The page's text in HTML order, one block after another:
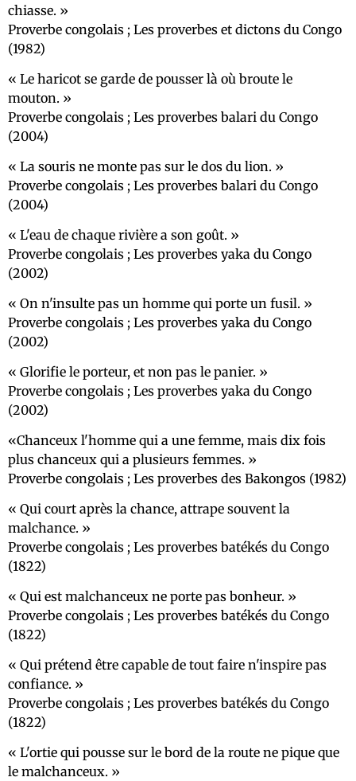
chiasse.
Proverbe congolais ; Les proverbes et dictons du Congo
(1982)
Le haricot se garde de pousser là où broute le
mouton.
Proverbe congolais ; Les proverbes balari du Congo
(2004)
La souris ne monte pas sur le dos du lion.
Proverbe congolais ; Les proverbes balari du Congo
(2004)
L'eau de chaque rivière a son goût.
Proverbe congolais ; Les proverbes yaka du Congo
(2002)
On n'insulte pas un homme qui porte un fusil.
Proverbe congolais ; Les proverbes yaka du Congo
(2002)
Glorifie le porteur, et non pas le panier.
Proverbe congolais ; Les proverbes yaka du Congo
(2002)
Chanceux l'homme qui a une femme, mais dix fois
plus chanceux qui a plusieurs femmes.
Proverbe congolais ; Les proverbes des Bakongos (1982)
Qui court après la chance, attrape souvent la
malchance.
Proverbe congolais ; Les proverbes batékés du Congo
(1822)
Qui est malchanceux ne porte pas bonheur.
Proverbe congolais ; Les proverbes batékés du Congo
(1822)
Qui prétend être capable de tout faire n'inspire pas
confiance.
Proverbe congolais ; Les proverbes batékés du Congo
(1822)
L'ortie qui pousse sur le bord de la route ne pique que
le malchanceux.